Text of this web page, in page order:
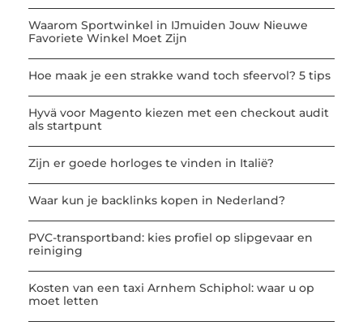
Waarom Sportwinkel in IJmuiden Jouw Nieuwe
Favoriete Winkel Moet Zijn
Hoe maak je een strakke wand toch sfeervol? 5 tips
Hyvä voor Magento kiezen met een checkout audit
als startpunt
Zijn er goede horloges te vinden in Italië?
Waar kun je backlinks kopen in Nederland?
PVC-transportband: kies profiel op slipgevaar en
reiniging
Kosten van een taxi Arnhem Schiphol: waar u op
moet letten